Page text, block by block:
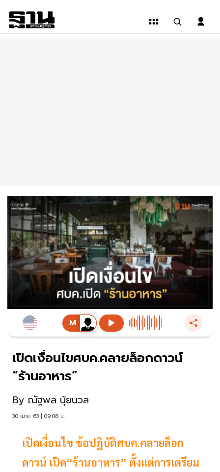
เปิดเงื่อนไขศบค.คลายล็อกดาวน์
“ร้านอาหาร”
By ณัฐพล นุ้ยนวล
30 เม.ย. 63 | 09:08 น.
เปิดเงื่อนไข ข้อปฏิบัติศบค.คลายล็อก
ดาวน์ เปิด“ร้านอาหาร” ตั้งแต่การเตรียม